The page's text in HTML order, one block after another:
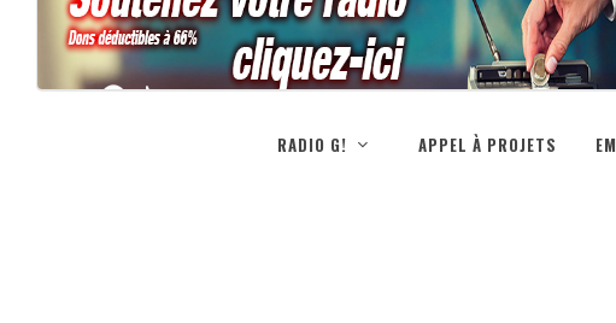
RADIO G! APPEL À PROJETS